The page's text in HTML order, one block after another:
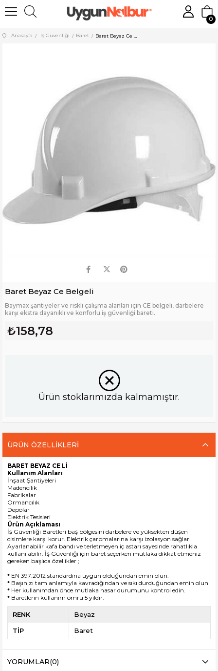
0
Anasayfa İş Güvenliği Baret
Baret Beyaz Ce Belgeli
Baymax şantiyeler ve riskli çalışma alanları için CE belgeli, darbelere
karşı ekstra dayanıklı ve konforlu iş güvenliği bareti.
₺158,78
Ürün stoklarımızda kalmamıştır.
ÜRÜN ÖZELLIKLERI
BARET BEYAZ CE Lİ
Kullanım Alanları
İnşaat Şantiyeleri
Madencilik
Fabrikalar
Ormancılık
Depolar
Elektrik Tesisleri
Ürün Açıklaması
İş Güvenliği Baretleri baş bölgesini darbelere ve yüksekten düşen
cisimlere karşı korur. Elektrik çarpmalarına karşı izolasyon sağlar.
Ayarlanabilir kafa bandı ve terletmeyen iç astarı sayesinde rahatlıkla
kullanılabilir. İş Güvenliği için baret seçerken mutlaka dikkat etmeniz
gereken başlıca özellikler ;
* EN 397:2012 standardına uygun olduğundan emin olun.
* Başınızı tam anlamıyla kavradığından ve sıkı durduğundan emin olun
* Her kullanımdan önce mutlaka hasar durumunu kontrol edin.
* Baretlerin kullanım ömrü 5 yıldır.
RENK Beyaz
TİP Baret
YORUMLAR(0)